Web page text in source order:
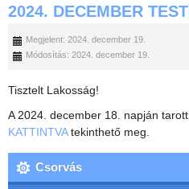
2024. DECEMBER
Megjelent: 2024. december 19.
Módosítás: 2024. december 19.
Tisztelt Lakosság!
A 2024. december 18. napján
KATTINTVAtekinthető meg.
Csorvás